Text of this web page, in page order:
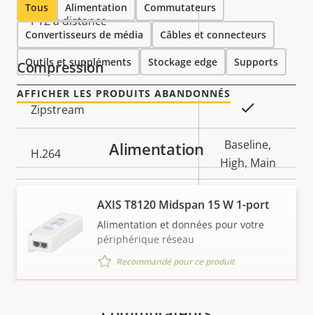
Description
de la
propriété
Valeur de
la
propriété
PTZ à distance –
Compression
Description
de la
Valeur de
la
propriété
Zipstream
H.264
Baseline,
High, Main
AV1 –
Tous Alimentation Commutateurs
Convertisseurs de média Câbles et connecteurs
Outils et suppléments Stockage edge Supports
AFFICHER LES PRODUITS ABANDONNÉS
Alimentation
AXIS T8120 Midspan 15 W 1-port
Alimentation et données pour votre
périphérique réseau
Recommandé pour ce produit